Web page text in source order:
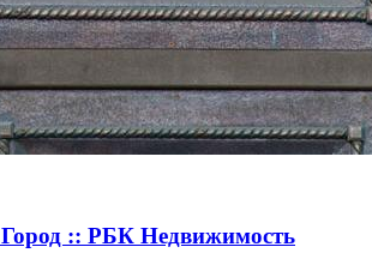
:: РБК Недвижимость